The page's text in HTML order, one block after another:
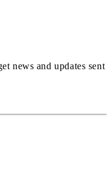
news and updates sent